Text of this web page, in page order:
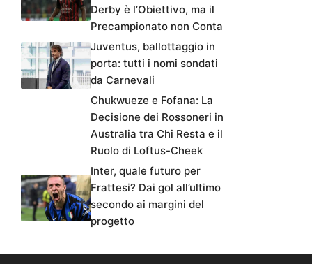
Derby è l’Obiettivo, ma il
Precampionato non Conta
Juventus, ballottaggio in
porta: tutti i nomi sondati
da Carnevali
Chukwueze e Fofana: La
Decisione dei Rossoneri in
Australia tra Chi Resta e il
Ruolo di Loftus-Cheek
Inter, quale futuro per
Frattesi? Dai gol all’ultimo
secondo ai margini del
progetto